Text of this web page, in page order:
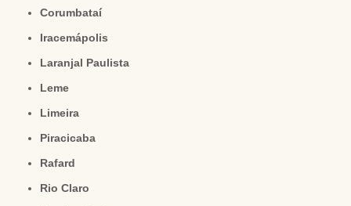
Corumbataí
Iracemápolis
Laranjal Paulista
Leme
Limeira
Piracicaba
Rafard
Rio Claro